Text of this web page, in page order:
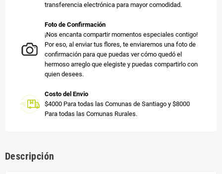
transferencia electrónica para mayor comodidad.
Foto de Confirmación
¡Nos encanta compartir momentos especiales contigo!
Por eso, al enviar tus flores, te enviaremos una foto de
confirmación para que puedas ver cómo quedó el
hermoso arreglo que elegiste y puedas compartirlo con
quien desees.
Costo del Envio
$4000 Para todas las Comunas de Santiago y $8000
Para todas las Comunas Rurales.
Descripción